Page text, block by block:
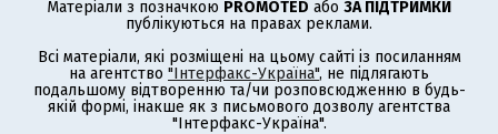
Матеріали з позначкою PROMOTED або ЗА ПІДТРИМКИ
публікуються на правах реклами.
Всі матеріали, які розміщені на цьому сайті із посиланням
на агентство "Інтерфакс-Україна", не підлягають
подальшому відтворенню та/чи розповсюдженню в будь-
якій формі, інакше як з письмового дозволу агентства
"Інтерфакс-Україна".